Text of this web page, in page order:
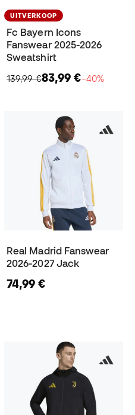
UITVERKOOP
Fc Bayern Icons
Fanswear 2025-2026
Sweatshirt
139,99 €83,99 €−40%
Real Madrid Fanswear
2026-2027 Jack
74,99 €